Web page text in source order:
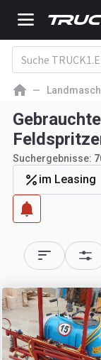
Suchergebnisse:
im Leasing